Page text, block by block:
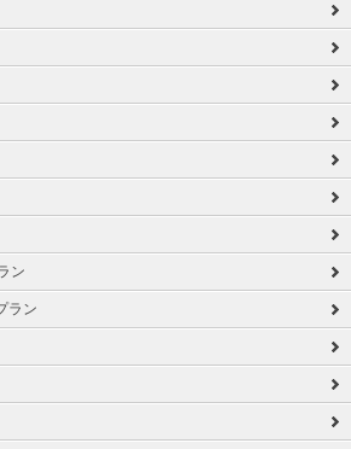
ン
ラン